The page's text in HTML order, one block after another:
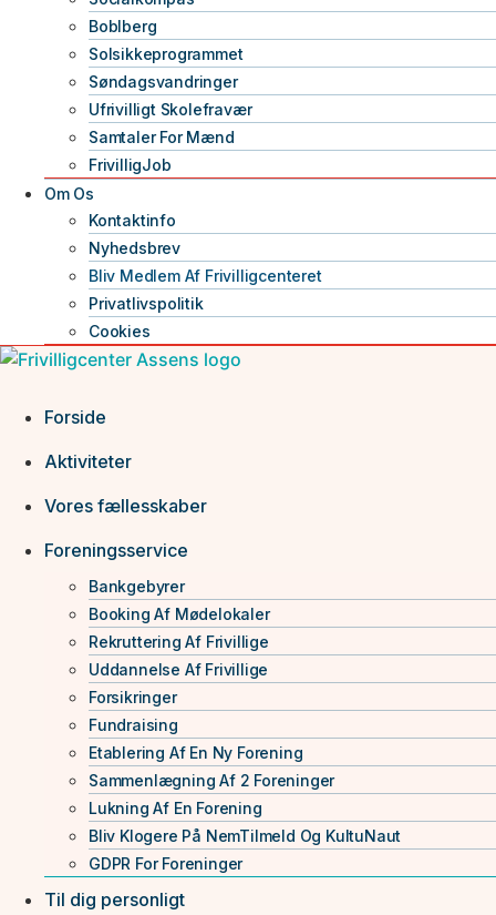
Boblberg
Solsikkeprogrammet
Søndagsvandringer
Ufrivilligt Skolefravær
Samtaler For Mænd
FrivilligJob
Om Os
Kontaktinfo
Nyhedsbrev
Bliv Medlem Af Frivilligcenteret
Privatlivspolitik
Cookies
Forside
Aktiviteter
Vores fællesskaber
Foreningsservice
Bankgebyrer
Booking Af Mødelokaler
Rekruttering Af Frivillige
Uddannelse Af Frivillige
Forsikringer
Fundraising
Etablering Af En Ny Forening
Sammenlægning Af 2 Foreninger
Lukning Af En Forening
Bliv Klogere På NemTilmeld Og KultuNaut
GDPR For Foreninger
Til dig personligt